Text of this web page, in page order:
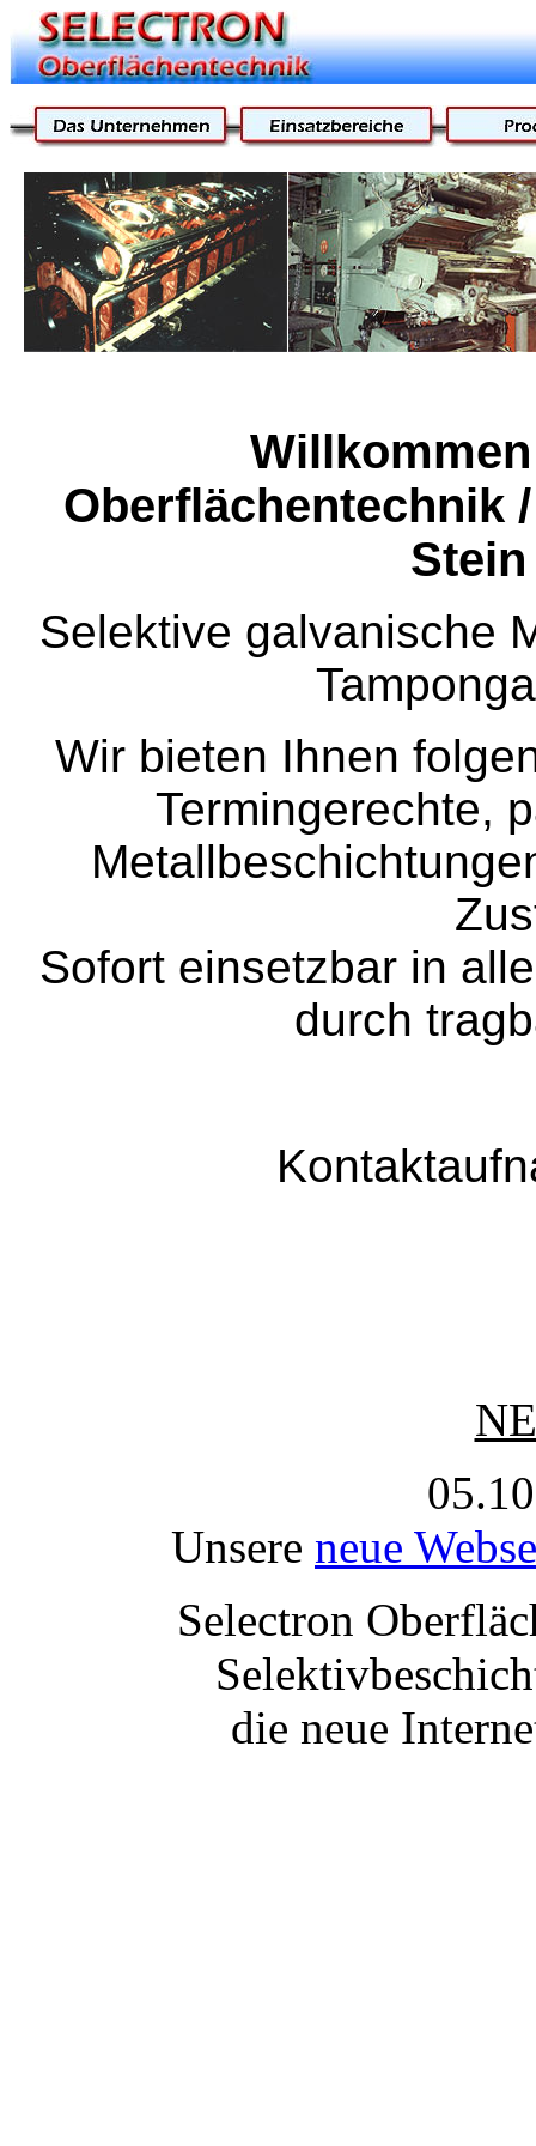
Oberflächentechnik
Selektive galvanische
Wir bieten Ihnen
Termingerechte,
Sofort einsetzbar in
durch
Unsere neue
Selectron
die neue